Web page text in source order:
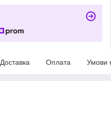
Доставка Оплата Умови